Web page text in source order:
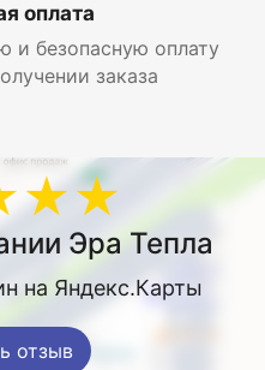
оплата
и безопасную оплату
заказа
Эра Тепла
на Яндекс.Карты
отзыв